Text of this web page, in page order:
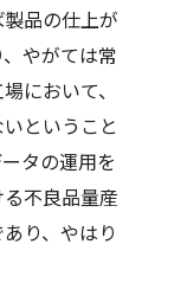
品の仕上が
やがては常
において、
ということ
タの運用を
不良品量産
り、やはり